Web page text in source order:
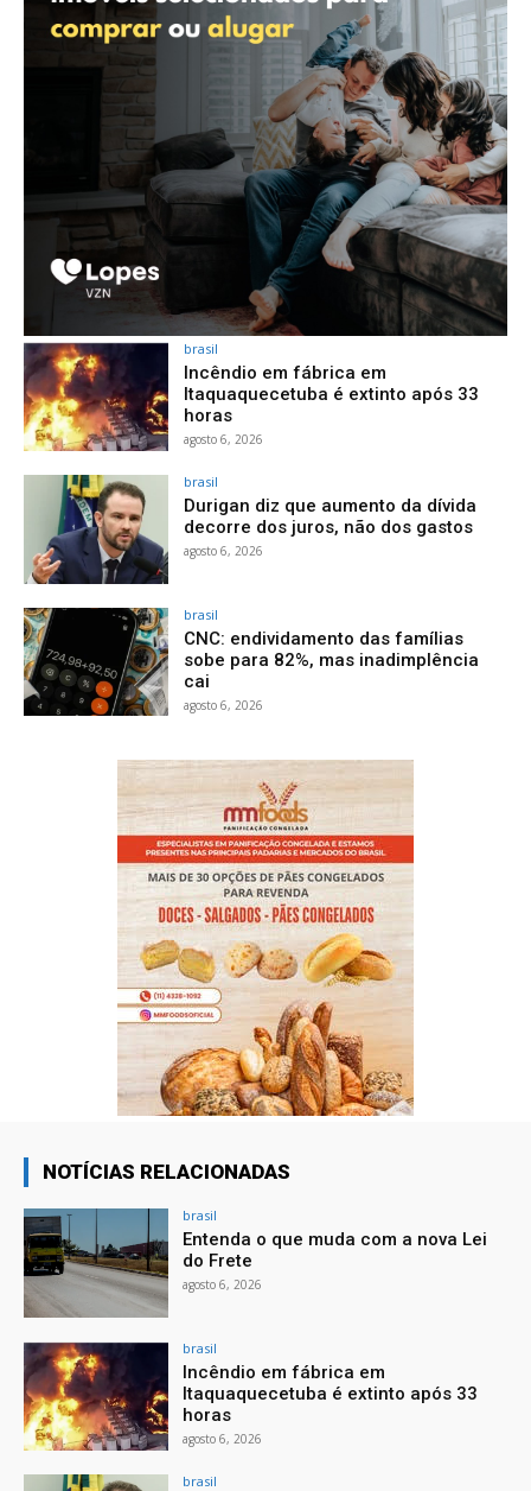
brasil
Incêndio em fábrica em
Itaquaquecetuba é extinto após 33
horas
agosto 6, 2026
brasil
Durigan diz que aumento da dívida
decorre dos juros, não dos gastos
agosto 6, 2026
brasil
CNC: endividamento das famílias
sobe para 82%, mas inadimplência
cai
agosto 6, 2026
NOTÍCIAS RELACIONADAS
brasil
Entenda o que muda com a nova Lei
do Frete
agosto 6, 2026
brasil
Incêndio em fábrica em
Itaquaquecetuba é extinto após 33
horas
agosto 6, 2026
brasil